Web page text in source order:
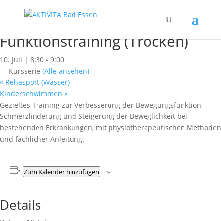
« Alle Kurse
Funktionstraining (Trocken)
10. Juli | 8:30 - 9:00
Kursserie (Alle ansehen)
« Rehasport (Wasser)
Kinderschwimmen »
Gezieltes Training zur Verbesserung der Bewegungsfunktion,
Schmerzlinderung und Steigerung der Beweglichkeit bei
bestehenden Erkrankungen, mit physiotherapeutischen Methoden
und fachlicher Anleitung.
Zum Kalender hinzufügen
Details